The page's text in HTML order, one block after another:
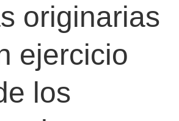
originarias
ejercicio
los